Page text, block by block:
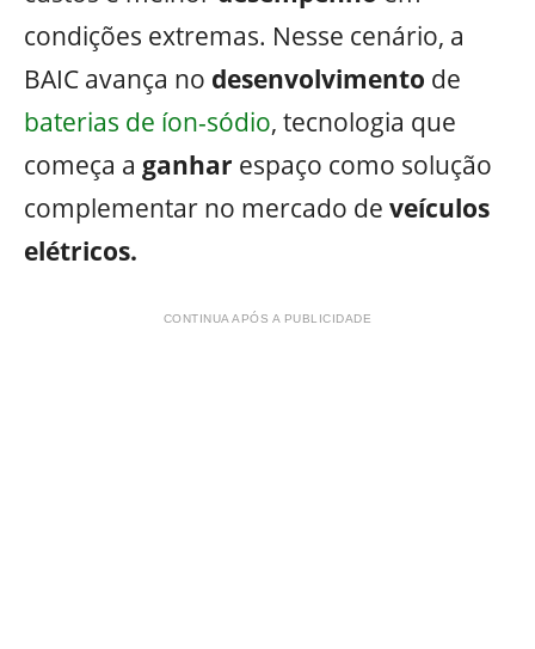
condições extremas. Nesse cenário, a
BAIC avança no desenvolvimento de
baterias de íon-sódio, tecnologia que
começa a ganhar espaço como solução
complementar no mercado de veículos
elétricos.
CONTINUA APÓS A PUBLICIDADE